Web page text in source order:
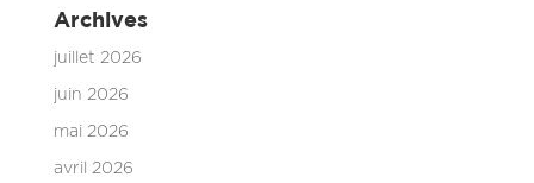
Archives
juillet 2026
juin 2026
mai 2026
avril 2026